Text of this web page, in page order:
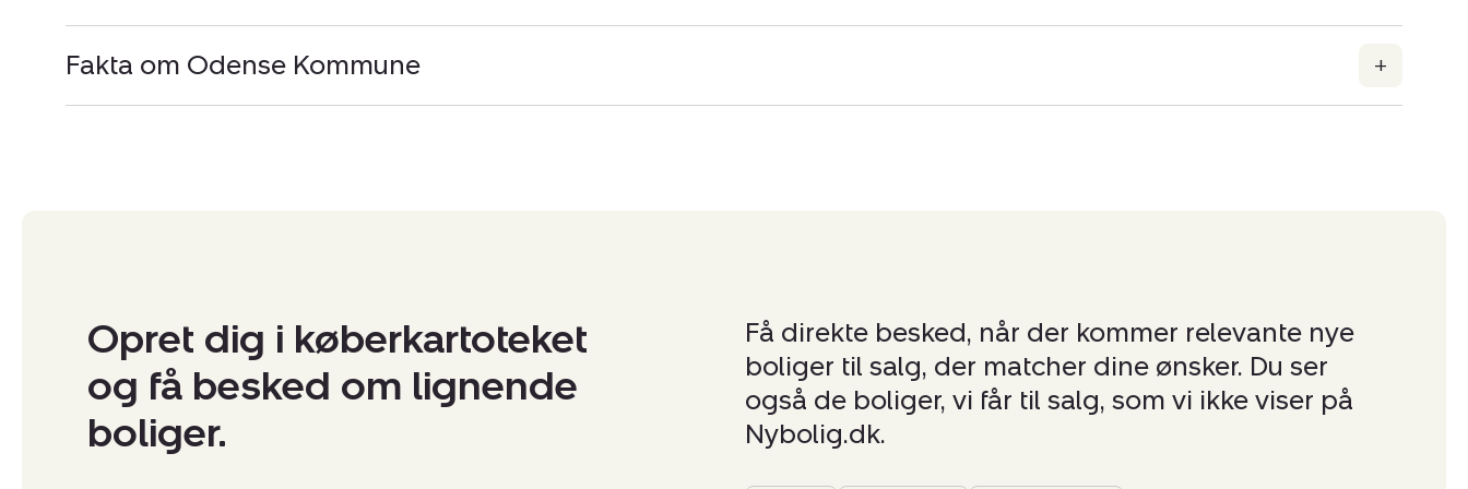
Fakta om Odense Kommune
Opret dig i køberkartoteket
og få besked om lignende
boliger.
Få direkte besked, når der kommer relevante nye
boliger til salg, der matcher dine ønsker. Du ser
også de boliger, vi får til salg, som vi ikke viser på
Nybolig.dk.